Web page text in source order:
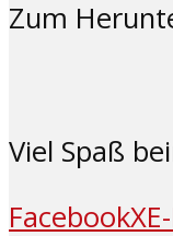
Zum
Viel Spaß
FacebookX